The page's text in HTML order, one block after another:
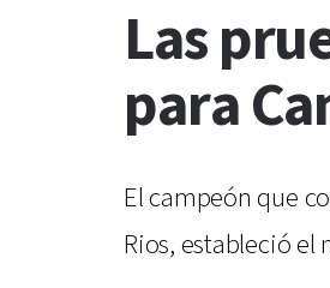
Las
para
El campeón que
Rios, estableció